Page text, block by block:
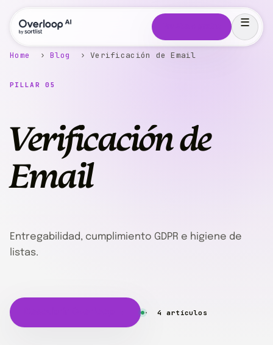
Home ›Blog › Verificación de Email
PILLAR 05
Verificación de
Email
Entregabilidad, cumplimiento GDPR e higiene de
listas.
4 artículos